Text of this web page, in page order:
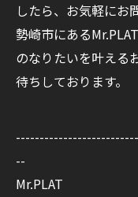
したら、お気軽にお
勢崎市にある
のなりたいを叶える
待ちしております。
--
Mr.PLAT